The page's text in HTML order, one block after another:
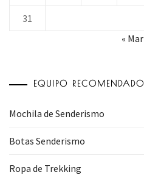
31
« Mar
EQUIPO RECOMENDADO
Mochila de Senderismo
Botas Senderismo
Ropa de Trekking